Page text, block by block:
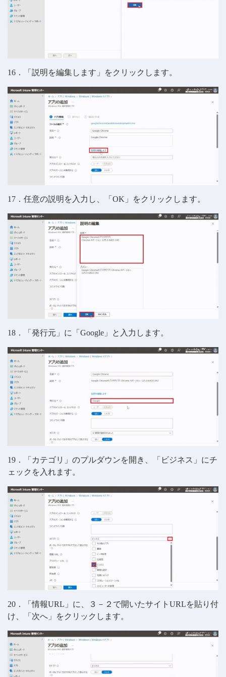
16．「説明を編集します」をクリックします。
17．任意の説明を入力し、「OK」をクリックします。
18．「発行元」に「Google」と入力します。
19．「カテゴリ」のプルダウンを開き、「ビジネス」にチ
ェックを入れます。
20．「情報URL」に、３－２で開いたサイトURLを貼り付
け、「次へ」をクリックします。